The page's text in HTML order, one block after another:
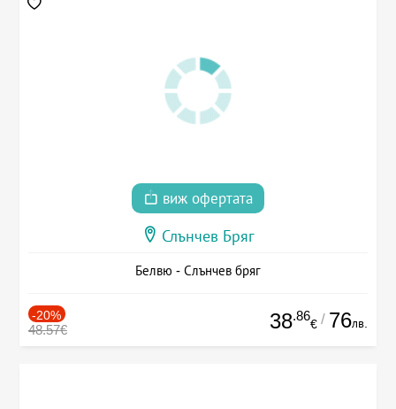
виж офертата
Слънчев Бряг
Белвю - Слънчев бряг
-20%
48.57€ 38.86
€ / 76лв.